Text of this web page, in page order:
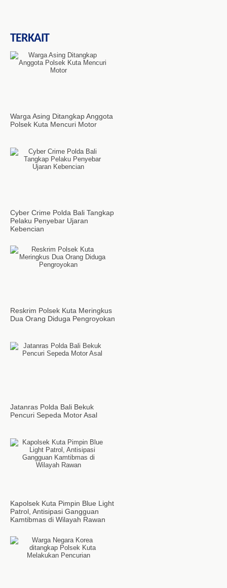
TERKAIT
Warga Asing Ditangkap Anggota
Polsek Kuta Mencuri Motor
Cyber Crime Polda Bali Tangkap
Pelaku Penyebar Ujaran
Kebencian
Reskrim Polsek Kuta Meringkus
Dua Orang Diduga Pengroyokan
Jatanras Polda Bali Bekuk
Pencuri Sepeda Motor Asal
Kapolsek Kuta Pimpin Blue Light
Patrol, Antisipasi Gangguan
Kamtibmas di Wilayah Rawan